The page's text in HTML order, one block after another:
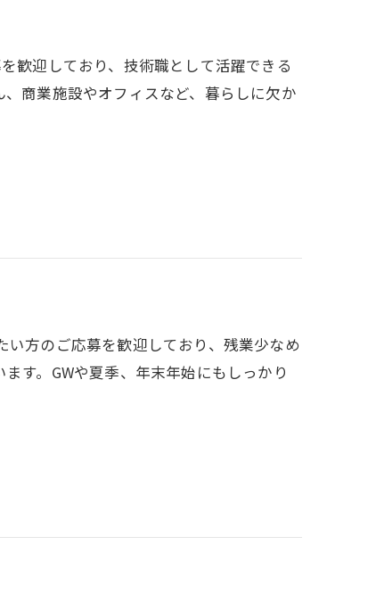
歓迎しており、技術職として活躍できる
商業施設やオフィスなど、暮らしに欠か
い方のご応募を歓迎しており、残業少なめ
す。GWや夏季、年末年始にもしっかり